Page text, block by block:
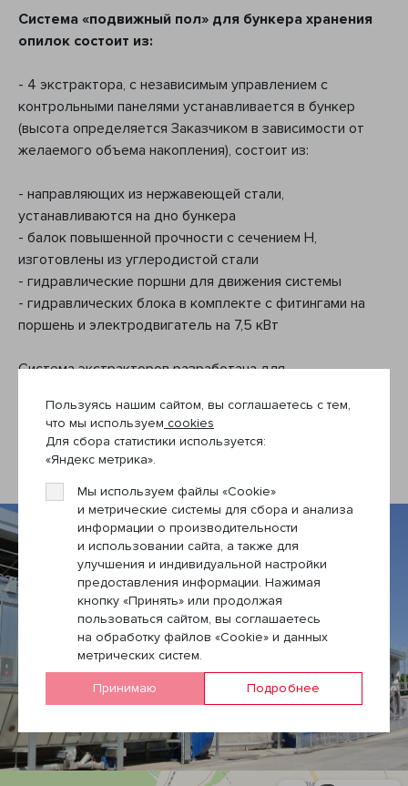
Пользуясь нашим сайтом, вы соглашаетесь с тем,
что мы используем cookies
Для сбора статистики используется:
«Яндекс метрика».
Мы используем файлы «Cookie»
и метрические системы для сбора и анализа
информации о производительности
и использовании сайта, а также для
улучшения и индивидуальной настройки
предоставления информации. Нажимая
кнопку «Принять» или продолжая
пользоваться сайтом, вы соглашаетесь
на обработку файлов «Cookie» и данных
метрических систем.
Принимаю Подробнее
Система «подвижный пол» для бункера хранения
опилок состоит из:
- 4 экстрактора, с независимым управлением с
контрольными панелями устанавливается в бункер
(высота определяется Заказчиком в зависимости от
желаемого объема накопления), состоит из:
- направляющих из нержавеющей стали,
устанавливаются на дно бункера
- балок повышенной прочности с сечением H,
изготовлены из углеродистой стали
- гидравлические поршни для движения системы
- гидравлических блока в комплекте с фитингами на
поршень и электродвигатель на 7,5 кВт
Система экстракторов разработана для
объемов. «Подвижный пол» устанавливается в
специально подготовленном помещении и приводится в
движение помпами.